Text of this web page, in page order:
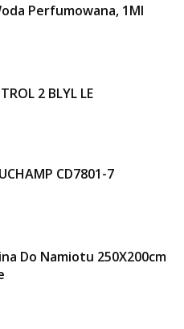
Perfumowana, 1Ml
2 BLYL LE
CD7801-7
Do Namiotu 250X200cm